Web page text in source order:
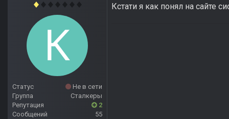
Статус
Не в сети
Группа
Сталкеры
Репутация
2
Сообщений
55
Кстати я как понял на сайте